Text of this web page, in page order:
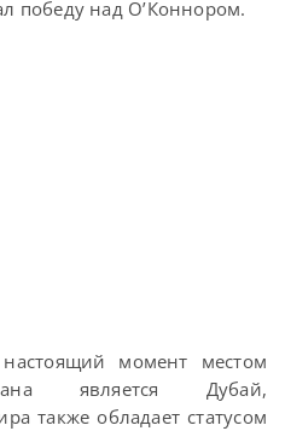
победу над О’Коннором.
момент местом
является Дубай,
также обладает статусом